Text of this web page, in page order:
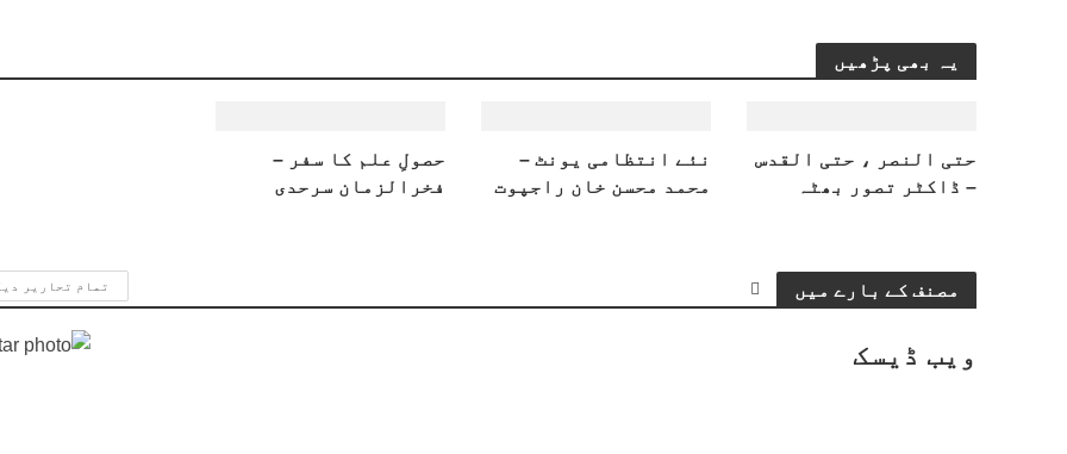
یہ بھی پڑھیں
حتی النصر ، حتی القدس
– ڈاکٹر تصور بھٹہ
​نئے انتظامی یونٹ –
محمد محسن خان راجپوت
حصولِ علم کا سفر –
فخرالزمان سرحدی
مصنف کے بارے میں تمام تحاریر
ویب ڈیسک